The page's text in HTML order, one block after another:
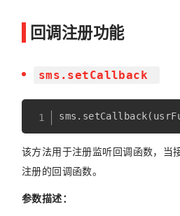
回调注册功能
sms.setCallback
sms . setCallback(
该方法用于注册监听回调函数，当
注册的回调函数。
参数描述：